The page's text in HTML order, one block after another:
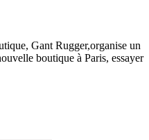
Gant Rugger,organise un
boutique à Paris, essayer